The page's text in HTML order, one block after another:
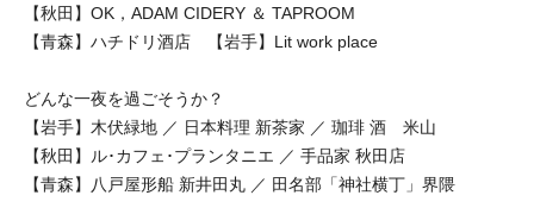
【秋田】OK，ADAM CIDERY ＆ TAPROOM
【青森】ハチドリ酒店 【岩手】Lit work place
どんな一夜を過ごそうか？
【岩手】木伏緑地 ／ 日本料理 新茶家 ／ 珈琲 酒 米山
【秋田】ル･カフェ･プランタニエ ／ 手品家 秋田店
【青森】八戸屋形船 新井田丸 ／ 田名部「神社横丁」界隈